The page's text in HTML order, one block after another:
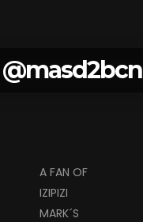
@masd2bcn
A FAN OF
IZIPIZI
MARK´S